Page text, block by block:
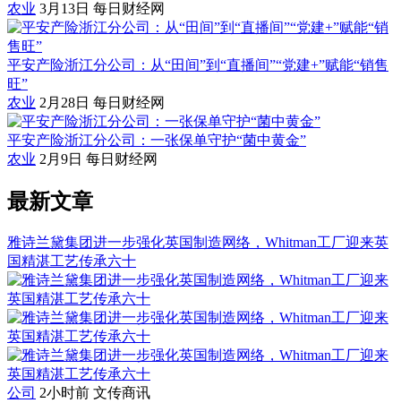
农业 3月13日 每日财经网
平安产险浙江分公司：从“田间”到“直播间”“党建+”赋能“销售
旺”
农业 2月28日 每日财经网
平安产险浙江分公司：一张保单守护“菌中黄金”
农业 2月9日 每日财经网
最新文章
雅诗兰黛集团进一步强化英国制造网络，Whitman工厂迎来英
国精湛工艺传承六十
公司 2小时前 文传商讯